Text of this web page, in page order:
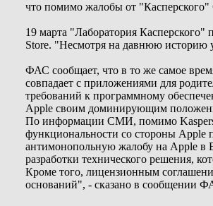
что помимо жалобы от
19 марта "Лаборатория
Store. "Несмотря на давнюю историю
ФАС сообщает, что в то же самое
совпадает с приложениями для
требований к программному
Apple своим доминирующим
По информации СМИ, помимо
функциональности со стороны Apple
антимонопольную жалобу на Apple в
разработки технического решения,
Кроме того, лицензионным
оснований", - сказано в сообщении